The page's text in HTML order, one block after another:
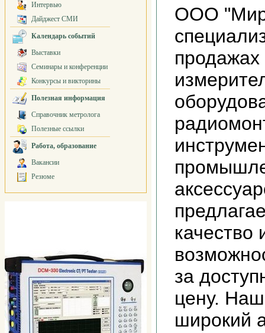
Интервью
Дайджест СМИ
Календарь событий
Выставки
Семинары и конференции
Конкурсы и викторины
Полезная информация
Справочник метролога
Полезные ссылки
Работа, образование
Вакансии
Резюме
ООО "Мир
продажах
за
цену.
широкий